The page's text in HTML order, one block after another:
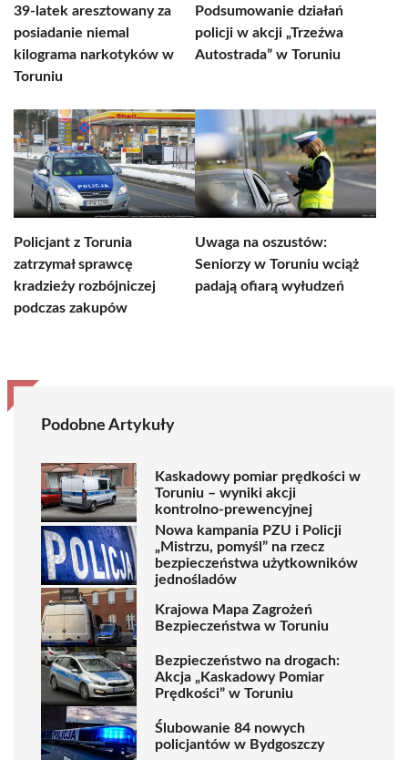
39-latek aresztowany za
posiadanie niemal
kilograma narkotyków w
Toruniu
Podsumowanie działań
policji w akcji „Trzeźwa
Autostrada” w Toruniu
Policjant z Torunia
zatrzymał sprawcę
kradzieży rozbójniczej
podczas zakupów
Uwaga na oszustów:
Seniorzy w Toruniu wciąż
padają ofiarą wyłudzeń
Podobne Artykuły
Kaskadowy pomiar prędkości w
Toruniu – wyniki akcji
kontrolno-prewencyjnej
Nowa kampania PZU i Policji
„Mistrzu, pomyśl” na rzecz
bezpieczeństwa użytkowników
jednośladów
Krajowa Mapa Zagrożeń
Bezpieczeństwa w Toruniu
Bezpieczeństwo na drogach:
Akcja „Kaskadowy Pomiar
Prędkości” w Toruniu
Ślubowanie 84 nowych
policjantów w Bydgoszczy